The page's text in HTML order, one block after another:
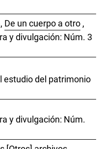
De un cuerpo a otro ,
y divulgación: Núm. 3
estudio del patrimonio
y divulgación: Núm.